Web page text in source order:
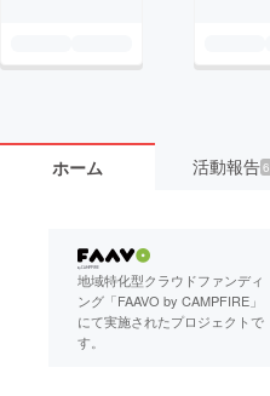
ホーム 活動報告6
地域特化型クラウドファンディ
ング「FAAVO by CAMPFIRE」
にて実施されたプロジェクトで
す。